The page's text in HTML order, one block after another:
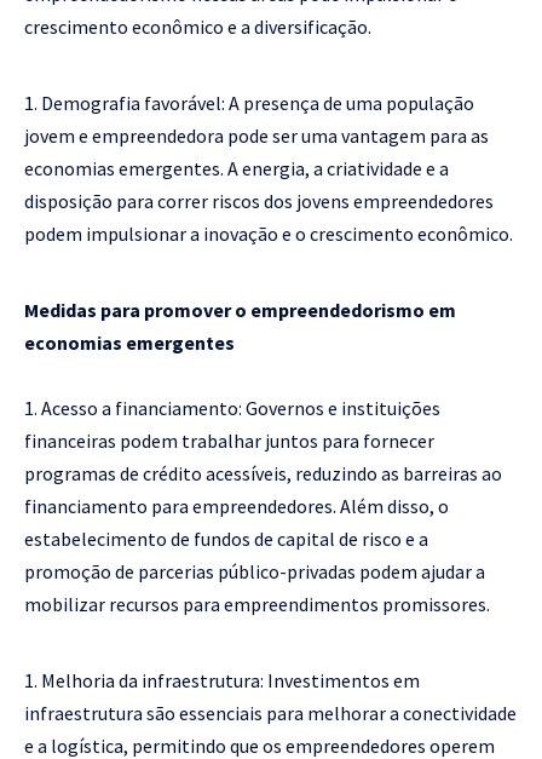
crescimento econômico e a diversificação.
Demografia favorável: A presença de uma população
jovem e empreendedora pode ser uma vantagem para as
economias emergentes. A energia, a criatividade e a
disposição para correr riscos dos jovens empreendedores
podem impulsionar a inovação e o crescimento econômico.
Medidas para promover o empreendedorismo em
economias emergentes
Acesso a financiamento: Governos e instituições
financeiras podem trabalhar juntos para fornecer
programas de crédito acessíveis, reduzindo as barreiras ao
financiamento para empreendedores. Além disso, o
estabelecimento de fundos de capital de risco e a
promoção de parcerias público-privadas podem ajudar a
mobilizar recursos para empreendimentos promissores.
Melhoria da infraestrutura: Investimentos em
infraestrutura são essenciais para melhorar a conectividade
e a logística, permitindo que os empreendedores operem